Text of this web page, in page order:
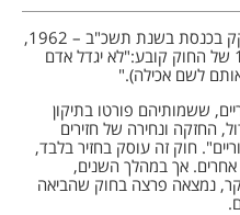
חוק האוסר על גידול חזיר למאכל נחקק בכנסת בשנת תשכ"ב – 1962,
ונכנס לתוקף שנה לאחר מכן. סעיף 1 של החוק קובע:"לא יגדל אדם
אותם לשם אכילה)."
ששמותיהם פורטו בתיקון
או ""על גידול, החזקה ונחירה של חזירים
חוק זה עוסק בחזיר בלבד,
אחרים. אך במהלך השנים,
נמצאה פרצה בחוק שהביאה